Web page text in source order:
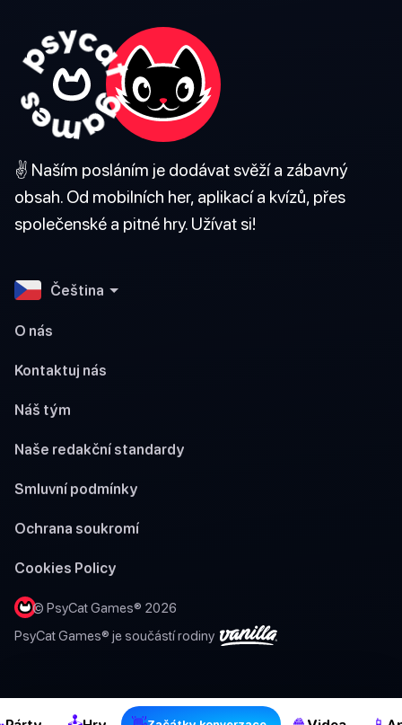
✌️ Naším posláním je dodávat svěží a zábavný
obsah. Od mobilních her, aplikací a kvízů, přes
společenské a pitné hry. Užívat si!
Čeština
O nás
Kontaktuj nás
Náš tým
Naše redakční standardy
Smluvní podmínky
Ochrana soukromí
Cookies Policy
© PsyCat Games® 2026
PsyCat Games® je součástí rodiny